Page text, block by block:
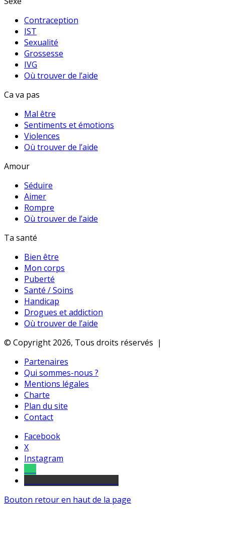
Contraception
IST
Sexualité
Grossesse
IVG
Où trouver de l’aide
Ca va pas
Mal être
Sentiments et émotions
Violences
Où trouver de l’aide
Amour
Séduire
Aimer
Rompre
Où trouver de l’aide
Ta santé
Bien être
Mon corps
Puberté
Santé / Soins
Handicap
Drogues et addiction
Où trouver de l’aide
© Copyright 2026, Tous droits réservés |
Partenaires
Qui sommes-nous ?
Mentions légales
Charte
Plan du site
Contact
Facebook
X
Instagram
Bouton retour en haut de la page